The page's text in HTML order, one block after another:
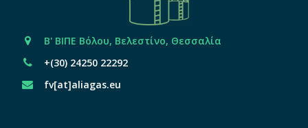
Β' ΒΙΠΕ Βόλου, Βελεστίνο, Θεσσαλία
+(30) 24250 22292
fv[at]aliagas.eu